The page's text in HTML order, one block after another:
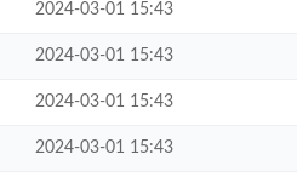
2024-03-01 15:43
2024-03-01 15:43
2024-03-01 15:43
2024-03-01 15:43